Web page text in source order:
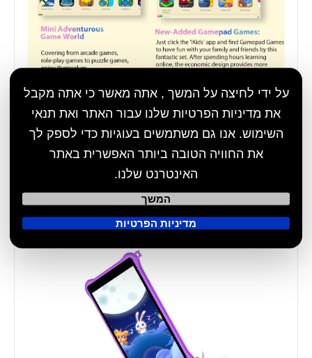
על ידי לחיצה על המשך , אתה מאשר כי אתה מקבל
את מדיניות הפרטיות שלנו עבור האתר ואת תנאי
השימוש. אנו גם משתמשים בעוגיות כדי לספק לך
את החוויה הטובה ביותר האפשרית באתר
האינטרנט שלנו.
המשך
מדיניות הפרטיות